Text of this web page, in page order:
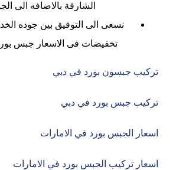
الشارقة بالاضافه الى
نسعى الى التوفيق بين جوده
تخفيضات فى الاسعار جبس
تركيب جبسون بورد في دبي
تركيب جبس بورد في دبي
اسعار الجبس بورد في الامارات
اسعار تركيب الجبس بورد في الامارات